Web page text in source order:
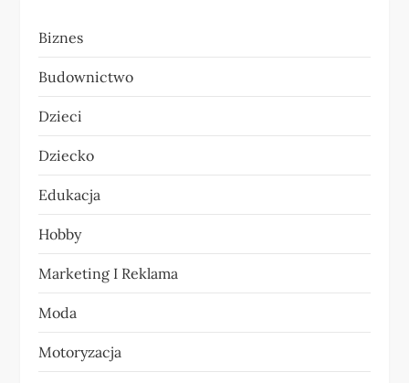
c
j
a
w
p
i
s
u
Biznes
Budownictwo
Dzieci
Dziecko
Edukacja
Hobby
Marketing I Reklama
Moda
Motoryzacja